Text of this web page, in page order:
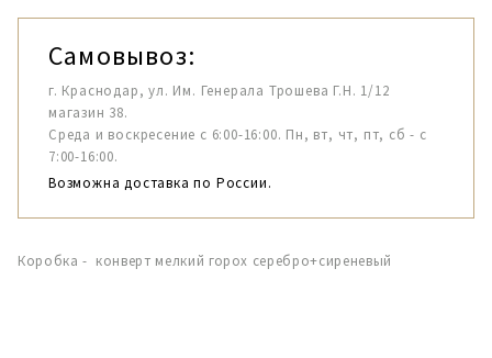
Самовывоз:
г. Краснодар, ул. Им. Генерала Трошева Г.Н. 1/12
магазин 38.
Среда и воскресение с 6:00-16:00. Пн, вт, чт, пт, сб - с
7:00-16:00.
Возможна доставка по России.
Коробка - конверт мелкий горох серебро+сиреневый